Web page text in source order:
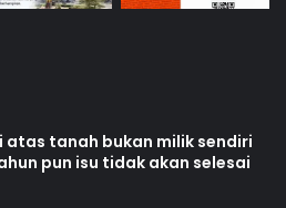
atas tanah bukan milik sendiri
pun isu tidak akan selesai